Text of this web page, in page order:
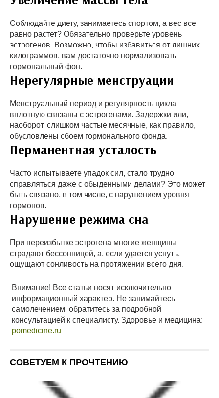
Соблюдайте диету, занимаетесь спортом, а вес все
равно растет? Обязательно проверьте уровень
эстрогенов. Возможно, чтобы избавиться от лишних
килограммов, вам достаточно нормализовать
гормональный фон.
Нерегулярные менструации
Менструальный период и регулярность цикла
вплотную связаны с эстрогенами. Задержки или,
наоборот, слишком частые месячные, как правило,
обусловлены сбоем гормонального фонда.
Перманентная усталость
Часто испытываете упадок сил, стало трудно
справляться даже с обыденными делами? Это может
быть связано, в том числе, с нарушением уровня
гормонов.
Нарушение режима сна
При переизбытке эстрогена многие женщины
страдают бессонницей, а, если удается уснуть,
ощущают сонливость на протяжении всего дня.
Внимание! Все статьи носят исключительно
информационный характер. Не занимайтесь
самолечением, обратитесь за подробной
консультацией к специалисту. Здоровье и медицина:
pomedicine.ru
СОВЕТУЕМ К ПРОЧТЕНИЮ